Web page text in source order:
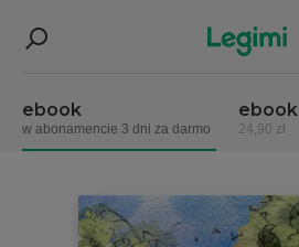
ebook
w abonamencie 3 dni za darmo
ebook
24,90 zł